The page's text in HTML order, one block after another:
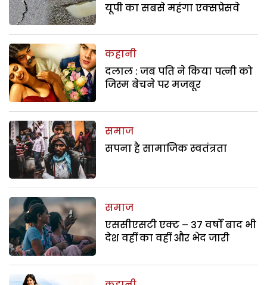
यूपी का सबसे महंगा एक्सप्रेसवे
कहानी
दलाल : जब पति ने किया पत्नी को
जिस्म बेचने पर मजबूर
समाज
सपना है सामाजिक स्वतंत्रता
समाज
एससीएसटी एक्ट – 37 वर्षों बाद भी
देश वहीं का वहीं और भेद जारी